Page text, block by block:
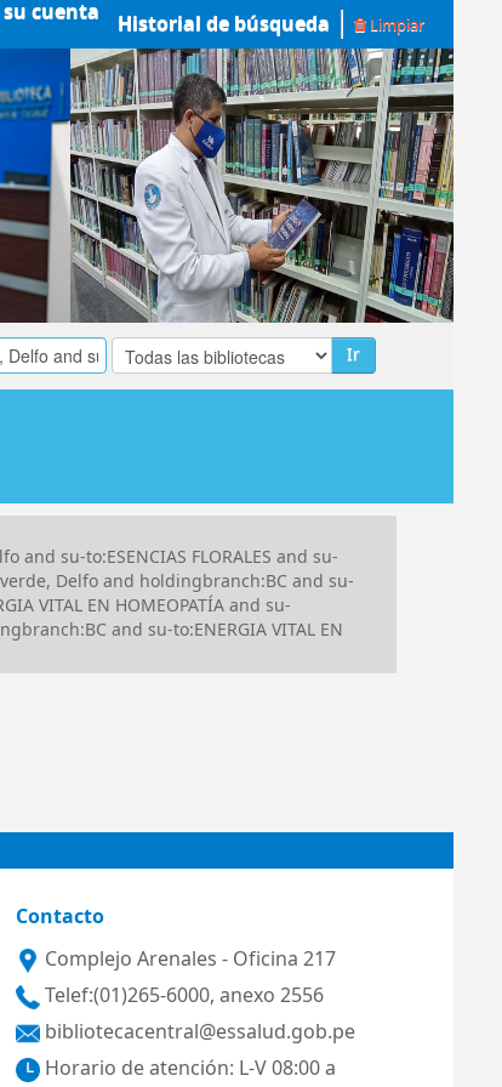
cuenta Historial de búsqueda Limpiar
Ir
and su-to:ESENCIAS FLORALES and su-
Delfo and holdingbranch:BC and su-
VITAL EN HOMEOPATÍA and su-
and su-to:ENERGIA VITAL EN
Contacto
Complejo Arenales - Oficina 217
Telef:(01)265-6000, anexo 2556
bibliotecacentral@essalud.gob.pe
Horario de atención: L-V 08:00 a